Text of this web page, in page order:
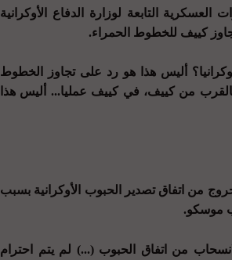
التابعة لوزارة الدفاع الأوكرانية
كييف للخطوط الحمراء.
أليس هذا هو رد على تجاوز الخطوط
بالقرب من كييف، في كييف عمليا... أليس هذا
من اتفاق تصدير الحبوب الأوكرانية بسبب
موسكو.
من اتفاق الحبوب (...) لم يتم احترام